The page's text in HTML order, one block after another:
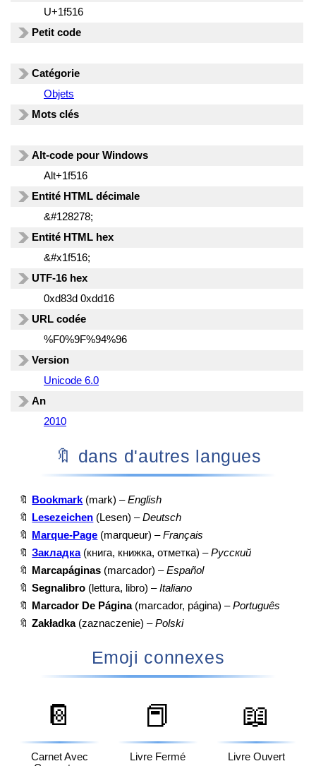
U+1f516
Petit code
Catégorie
Objets
Mots clés
Alt-code pour Windows
Alt+1f516
Entité HTML décimale
&#128278;
Entité HTML hex
&#x1f516;
UTF-16 hex
0xd83d 0xdd16
URL codée
%F0%9F%94%96
Version
Unicode 6.0
An
2010
🔖 dans d'autres langues
🔖 Bookmark (mark) –English
🔖
Lesezeichen (Lesen) –Deutsch
🔖
Marque-Page (marqueur) –Français
🔖 Закладка(книга, книжка, отметка) –Русский
🔖
Marcapáginas (marcador) –Español
🔖 Segnalibro (lettura, libro) –Italiano
🔖
Marcador De Página(marcador, página) –Português
🔖 Zakładka(zaznaczenie) –Polski
Emoji connexes
📔
Carnet Avec
📕
Livre Fermé
📖
Livre Ouvert